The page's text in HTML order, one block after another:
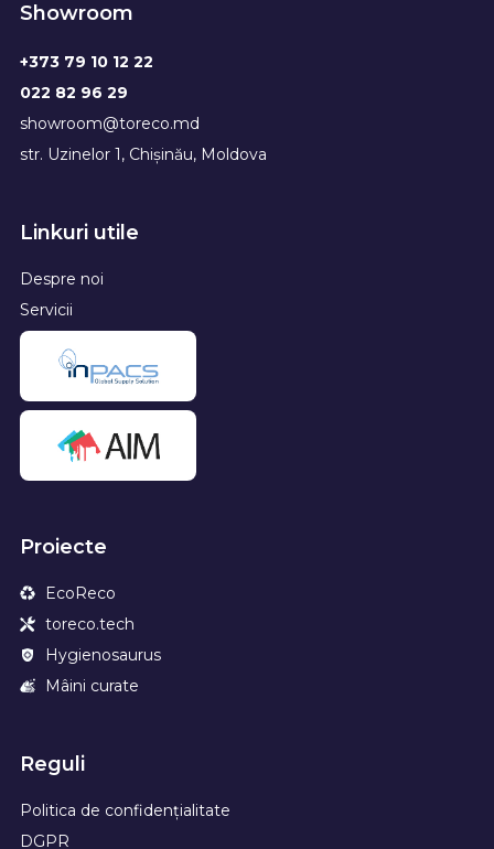
Showroom
+373 79 10 12 22
022 82 96 29
showroom@toreco.md
str. Uzinelor 1, Chișinău, Moldova
Linkuri utile
Despre noi
Servicii
Proiecte
EcoReco
toreco.tech
Hygienosaurus
Mâini curate
Reguli
Politica de confidențialitate
DGPR